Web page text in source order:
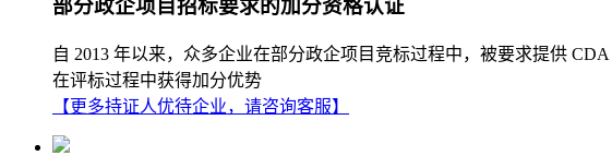
部分政企项目招标要求的加分资格认证
自 2013 年以来，众多企业在部分政企项目竞标过程中，被要求提供
在评标过程中获得加分优势
【更多持证人优待企业，请咨询客服】